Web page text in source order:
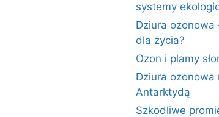
systemy
Dziura ozonowa
dla życia?
Ozon i plamy
Dziura ozonowa
Antarktydą
Szkodliwe